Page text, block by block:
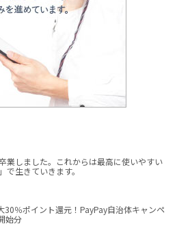
業しました。これからは最高に使いやすい
で生きていきます。
30％ポイント還元！PayPay自治体キャンペ
始分